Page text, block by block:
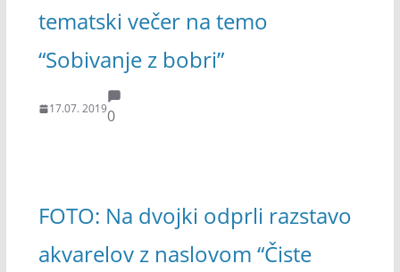
tematski večer na temo
“Sobivanje z bobri”
17.07. 20190
FOTO: Na dvojki odprli razstavo
akvarelov z naslovom “Čiste